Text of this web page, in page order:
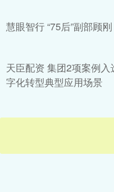
慧眼智行 “75后”副部顾
天臣配资 集团2项案例
字化转型典型应用场景